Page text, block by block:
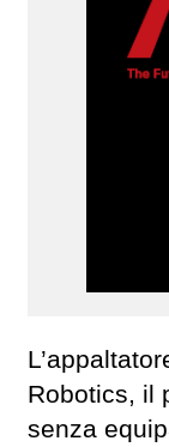
Robotics, il
senza